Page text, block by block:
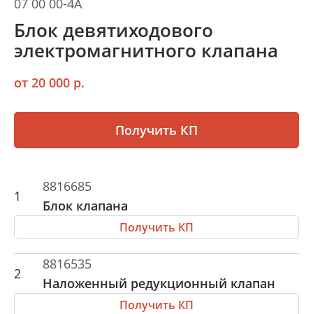
07 00 00-4A
Блок девятиходового
электромагнитного клапана
от 20 000 р.
Получить КП
1
8816685
Блок клапана
Получить КП
2
8816535
Наложенный редукционный клапан
Получить КП